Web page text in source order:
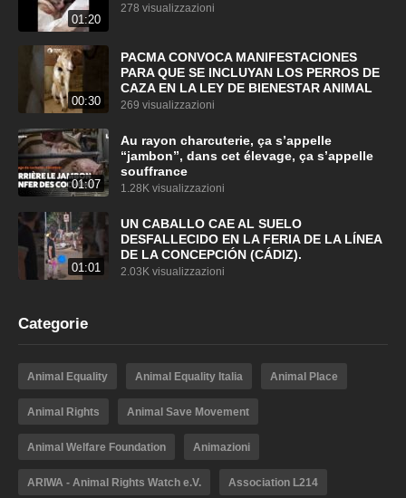
01:20
278 visualizzazioni
00:30
PACMA CONVOCA MANIFESTACIONES
PARA QUE SE INCLUYAN LOS PERROS DE
CAZA EN LA LEY DE BIENESTAR ANIMAL
269 visualizzazioni
01:07
Au rayon charcuterie, ça s’appelle
“jambon”, dans cet élevage, ça s’appelle
souffrance
1.28K visualizzazioni
01:01
UN CABALLO CAE AL SUELO
DESFALLECIDO EN LA FERIA DE LA LÍNEA
DE LA CONCEPCIÓN (CÁDIZ).
2.03K visualizzazioni
Categorie
Animal Equality Animal Equality Italia Animal Place
Animal Rights Animal Save Movement
Animal Welfare Foundation Animazioni
ARIWA - Animal Rights Watch e.V. Association L214